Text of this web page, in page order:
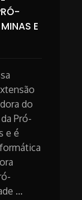
E
do
Pró-
e é
…